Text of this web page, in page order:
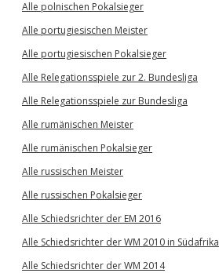
Alle polnischen Pokalsieger
Alle portugiesischen Meister
Alle portugiesischen Pokalsieger
Alle Relegationsspiele zur 2. Bundesliga
Alle Relegationsspiele zur Bundesliga
Alle rumänischen Meister
Alle rumänischen Pokalsieger
Alle russischen Meister
Alle russischen Pokalsieger
Alle Schiedsrichter der EM 2016
Alle Schiedsrichter der WM 2010 in Südafrika
Alle Schiedsrichter der WM 2014